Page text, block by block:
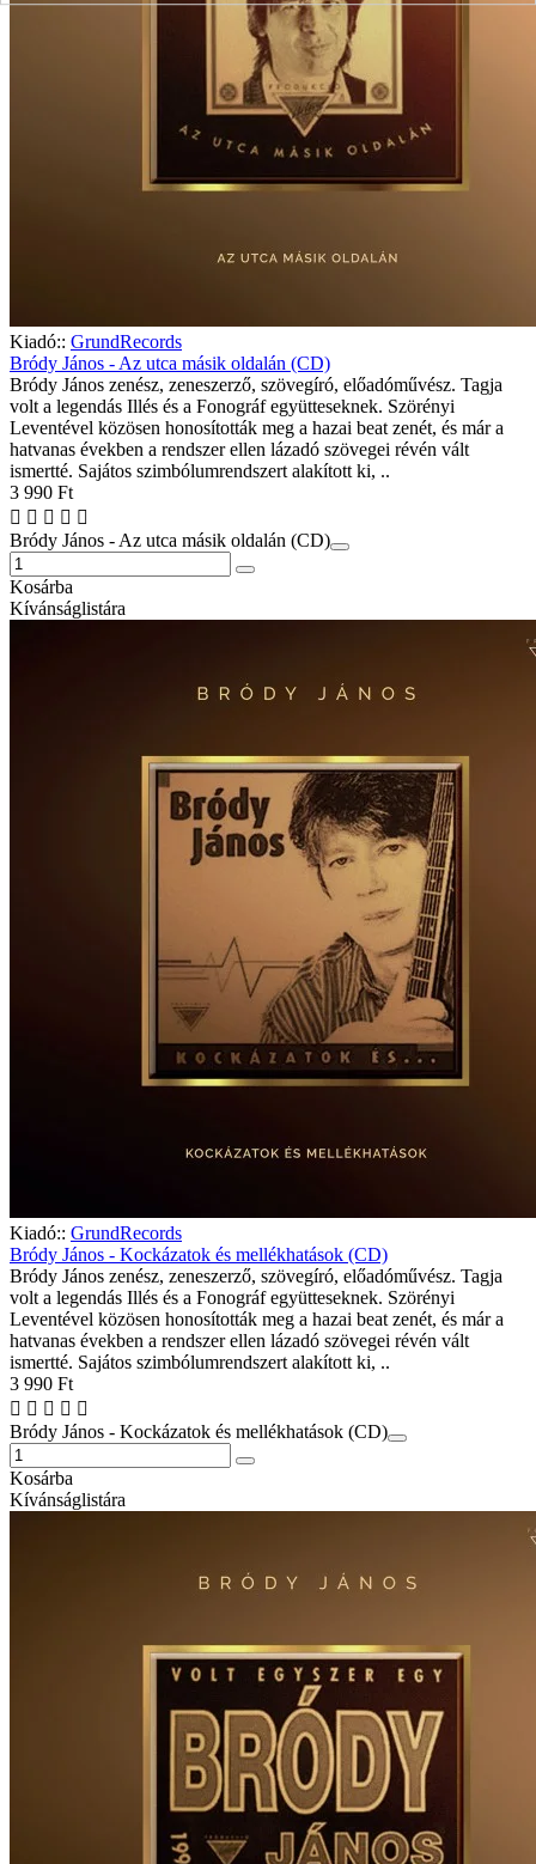
Kiadó:: GrundRecords
Bródy János - Az utca másik oldalán (CD)
Bródy János zenész, zeneszerző, szövegíró, előadóművész. Tagja
volt a legendás Illés és a Fonográf együtteseknek. Szörényi
Leventével közösen honosították meg a hazai beat zenét, és már a
hatvanas években a rendszer ellen lázadó szövegei révén vált
ismertté. Sajátos szimbólumrendszert alakított ki, ..
3 990 Ft
Bródy János - Az utca másik oldalán (CD)
Kosárba
Kívánságlistára
Kiadó:: GrundRecords
Bródy János - Kockázatok és mellékhatások (CD)
Bródy János zenész, zeneszerző, szövegíró, előadóművész. Tagja
volt a legendás Illés és a Fonográf együtteseknek. Szörényi
Leventével közösen honosították meg a hazai beat zenét, és már a
hatvanas években a rendszer ellen lázadó szövegei révén vált
ismertté. Sajátos szimbólumrendszert alakított ki, ..
3 990 Ft
Bródy János - Kockázatok és mellékhatások (CD)
Kosárba
Kívánságlistára